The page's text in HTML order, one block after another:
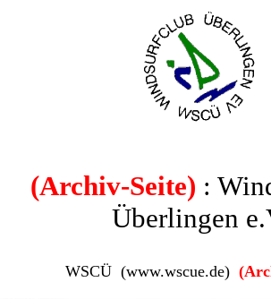
(Archiv-Seite) :
Überlingen
WSCÜ (www.wscue.de)